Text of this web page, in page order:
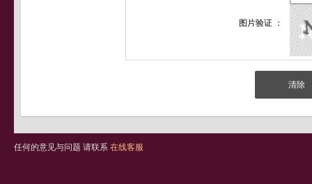
图片验证 ：
任何的意见与问题 请联系 在线客服